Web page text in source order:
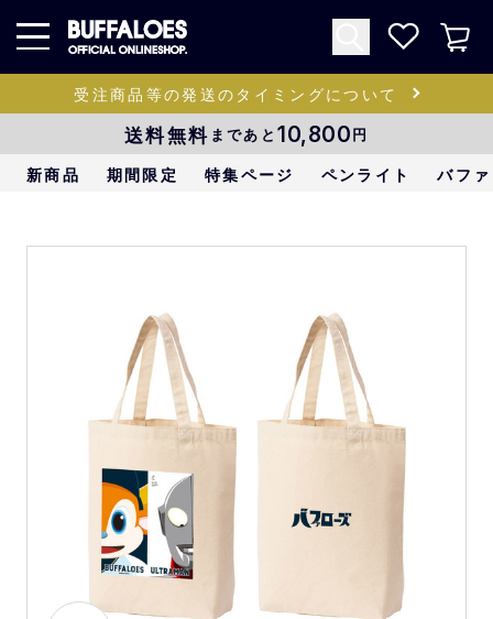
受注商品等の発送のタイミングについて
送料無料 まであと 10,800円
新商品 期間限定 特集ページ ペンライト バフ